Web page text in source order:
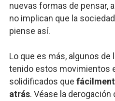
nuevas formas de pensar,
no implican que la
piense así.
Lo que es más, algunos
tenido estos movimientos
solidificados que
atrás. Véase la